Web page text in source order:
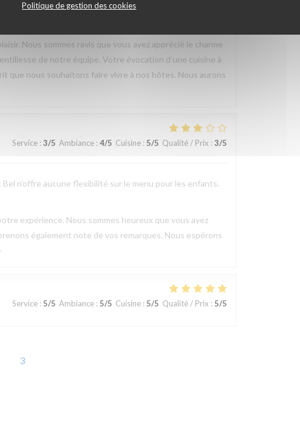
Politique de gestion des cookies
plusieur fois. Je retournerai
Nous sommes ravis que vous ayez apprécié le charme
de notre équipe. Votre évocation d’une cuisine à
que nous souhaitons faire vivre à nos hôtes. Nous aurons
Service: 3/5 Ambiance: 4/5 Cuisine: 5/5 Qualité / Prix : 3/5
n’offre aucune flexibilité sur le menu pour les enfants.
expérience. Nous sommes heureux que vous ayez
également note de vos remarques. Nous espérons
Service: 5/5 Ambiance: 5/5 Cuisine: 5/5 Qualité / Prix : 5/5
3